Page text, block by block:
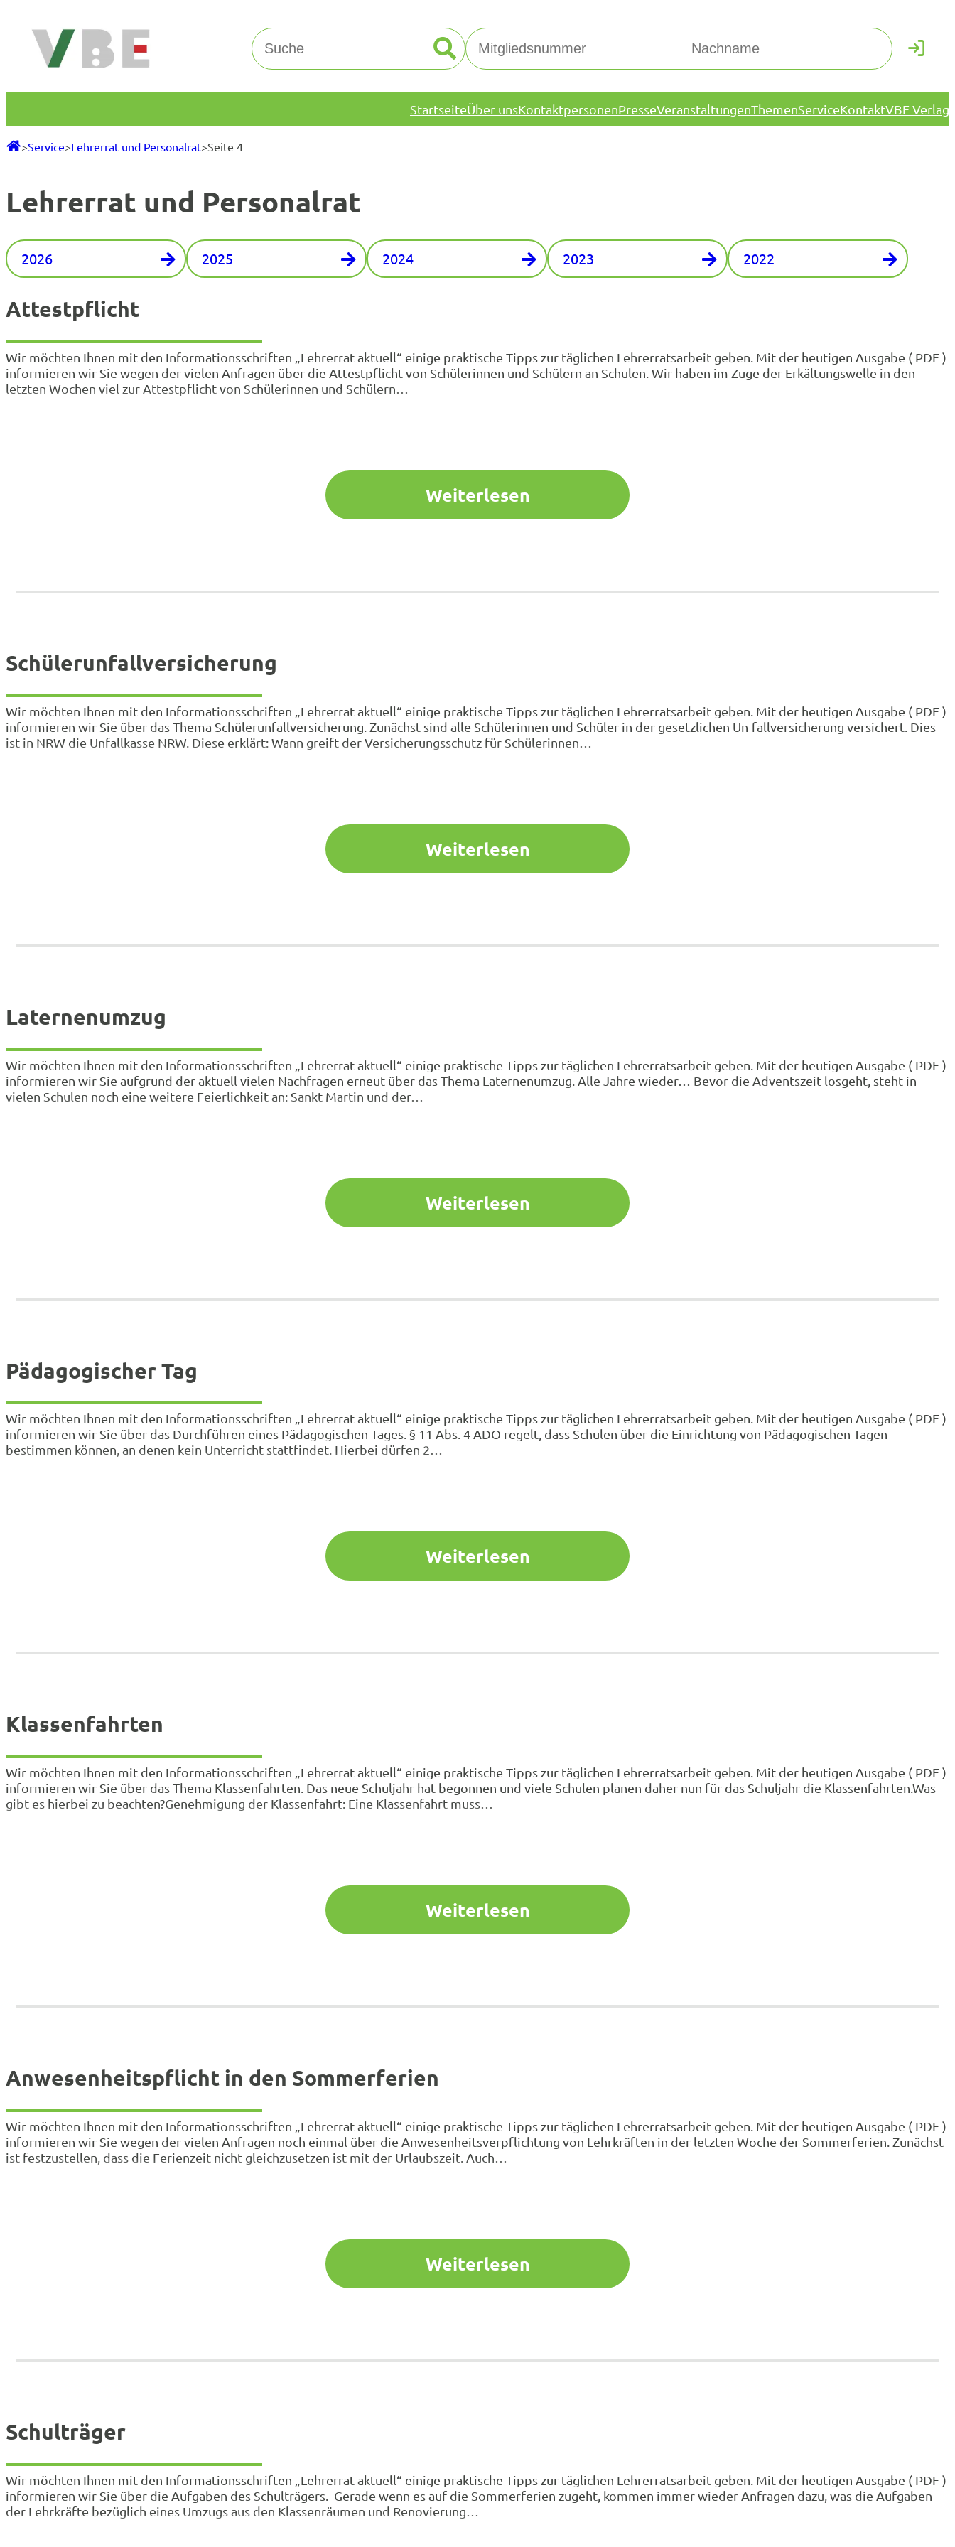
Inhalt
springen
Suchen
StartseiteÜber unsKontaktpersonenPresseVeranstaltungenThemenServiceKontaktVBE Verlag
>Service>Lehrerrat und Personalrat>Seite 4
Lehrerrat und Personalrat
2026 2025 2024 2023 2022
Attestpflicht
Wir möchten Ihnen mit den Informationsschriften „Lehrerrat aktuell“ einige praktische Tipps zur täglichen Lehrerratsarbeit geben. Mit der heutigen Ausgabe ( PDF )
informieren wir Sie wegen der vielen Anfragen über die Attestpflicht von Schülerinnen und Schülern an Schulen. Wir haben im Zuge der Erkältungswelle in den
letzten Wochen viel zur Attestpflicht von Schülerinnen und Schülern…
Weiterlesen
Schülerunfallversicherung
Wir möchten Ihnen mit den Informationsschriften „Lehrerrat aktuell“ einige praktische Tipps zur täglichen Lehrerratsarbeit geben. Mit der heutigen Ausgabe ( PDF )
informieren wir Sie über das Thema Schülerunfallversicherung. Zunächst sind alle Schülerinnen und Schüler in der gesetzlichen Un-fallversicherung versichert. Dies
ist in NRW die Unfallkasse NRW. Diese erklärt: Wann greift der Versicherungsschutz für Schülerinnen…
Weiterlesen
Laternenumzug
Wir möchten Ihnen mit den Informationsschriften „Lehrerrat aktuell“ einige praktische Tipps zur täglichen Lehrerratsarbeit geben. Mit der heutigen Ausgabe ( PDF )
informieren wir Sie aufgrund der aktuell vielen Nachfragen erneut über das Thema Laternenumzug. Alle Jahre wieder… Bevor die Adventszeit losgeht, steht in
vielen Schulen noch eine weitere Feierlichkeit an: Sankt Martin und der…
Weiterlesen
Pädagogischer Tag
Wir möchten Ihnen mit den Informationsschriften „Lehrerrat aktuell“ einige praktische Tipps zur täglichen Lehrerratsarbeit geben. Mit der heutigen Ausgabe ( PDF )
informieren wir Sie über das Durchführen eines Pädagogischen Tages. § 11 Abs. 4 ADO regelt, dass Schulen über die Einrichtung von Pädagogischen Tagen
bestimmen können, an denen kein Unterricht stattfindet. Hierbei dürfen 2…
Weiterlesen
Klassenfahrten
Wir möchten Ihnen mit den Informationsschriften „Lehrerrat aktuell“ einige praktische Tipps zur täglichen Lehrerratsarbeit geben. Mit der heutigen Ausgabe ( PDF )
informieren wir Sie über das Thema Klassenfahrten. Das neue Schuljahr hat begonnen und viele Schulen planen daher nun für das Schuljahr die Klassenfahrten.Was
gibt es hierbei zu beachten?Genehmigung der Klassenfahrt: Eine Klassenfahrt muss…
Weiterlesen
Anwesenheitspflicht in den Sommerferien
Wir möchten Ihnen mit den Informationsschriften „Lehrerrat aktuell“ einige praktische Tipps zur täglichen Lehrerratsarbeit geben. Mit der heutigen Ausgabe ( PDF )
informieren wir Sie wegen der vielen Anfragen noch einmal über die Anwesenheitsverpflichtung von Lehrkräften in der letzten Woche der Sommerferien. Zunächst
ist festzustellen, dass die Ferienzeit nicht gleichzusetzen ist mit der Urlaubszeit. Auch…
Weiterlesen
Schulträger
Wir möchten Ihnen mit den Informationsschriften „Lehrerrat aktuell“ einige praktische Tipps zur täglichen Lehrerratsarbeit geben. Mit der heutigen Ausgabe ( PDF )
informieren wir Sie über die Aufgaben des Schulträgers. Gerade wenn es auf die Sommerferien zugeht, kommen immer wieder Anfragen dazu, was die Aufgaben
der Lehrkräfte bezüglich eines Umzugs aus den Klassenräumen und Renovierung…